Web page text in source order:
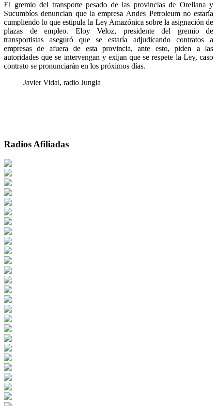
El gremio del transporte pesado de las provincias de Orellana y
Sucumbíos denuncian que la empresa Andes Petroleum no estaría
cumpliendo lo que estipula la Ley Amazónica sobre la asignación de
plazas de empleo. Eloy Veloz, presidente del gremio de
transportistas aseguró que se estaría adjudicando contratos a
empresas de afuera de esta provincia, ante esto, piden a las
autoridades que se intervengan y exijan que se respete la Ley, caso
contrato se pronunciarán en los próximos días.
Javier Vidal, radio Jungla
Radios Afiliadas